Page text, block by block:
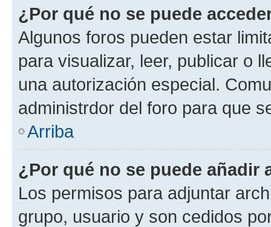
¿Por qué no se puede
Algunos foros pueden estar
para visualizar, leer, publicar o
una autorización especial.
administrdor del foro para que
Arriba
¿Por qué no se puede añadir
Los permisos para adjuntar
grupo, usuario y son cedidos